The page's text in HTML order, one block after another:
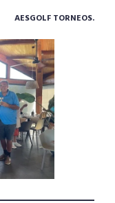
AESGOLF TORNEOS.